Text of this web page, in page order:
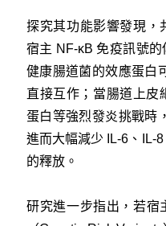
探究其功能影響發現，
宿主 NF-κB 免疫訊號
健康腸道菌的效應蛋白
直接互作；當腸道上皮
蛋白等強烈發炎挑戰時
進而大幅減少 IL-6、IL-
的釋放。
研究進一步指出，若宿